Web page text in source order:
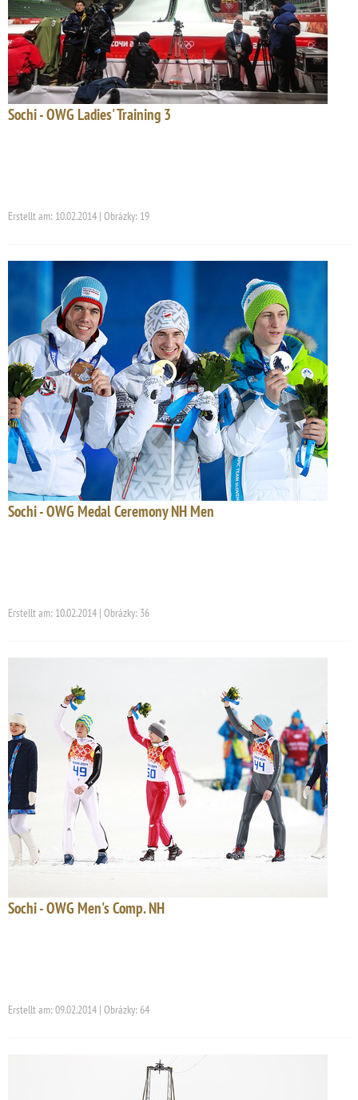
Sochi - OWG Ladies' Training 3
Erstellt am: 10.02.2014 | Obrázky: 19
Sochi - OWG Medal Ceremony NH Men
Erstellt am: 10.02.2014 | Obrázky: 36
Sochi - OWG Men's Comp. NH
Erstellt am: 09.02.2014 | Obrázky: 64